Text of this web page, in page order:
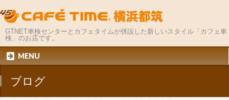
GTNET車検センターとカフェタイムが併設した新しいスタイル「カフェ車
検」のお店です。
MENU
ブログ